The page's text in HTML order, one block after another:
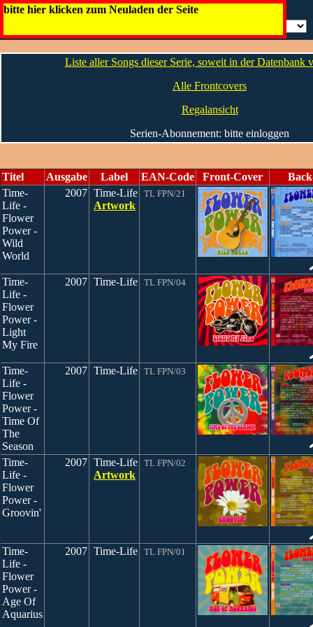
bitte hier klicken zum Neuladen der Seite
Time-Life
Liste aller Songs dieser Serie, soweit in der Datenbank
Alle Frontcovers
Regalansicht
Serien-Abonnement: bitte einloggen
Titel Ausgabe Label EAN-Code Front-Cover
Time-
Life -
Flower
Power -
Wild
World
2007 Time-Life
Artwork
TL FPN/21
Time-
Life -
Flower
Power -
Light
My Fire
2007 Time-Life TL FPN/04
Time-
Life -
Flower
Power -
Time Of
The
Season
2007 Time-Life TL FPN/03
Time-
Life -
Flower
Power -
Groovin'
2007 Time-Life
Artwork
TL FPN/02
Time-
Life -
Flower
Power -
Age Of
Aquarius
2007 Time-Life TL FPN/01